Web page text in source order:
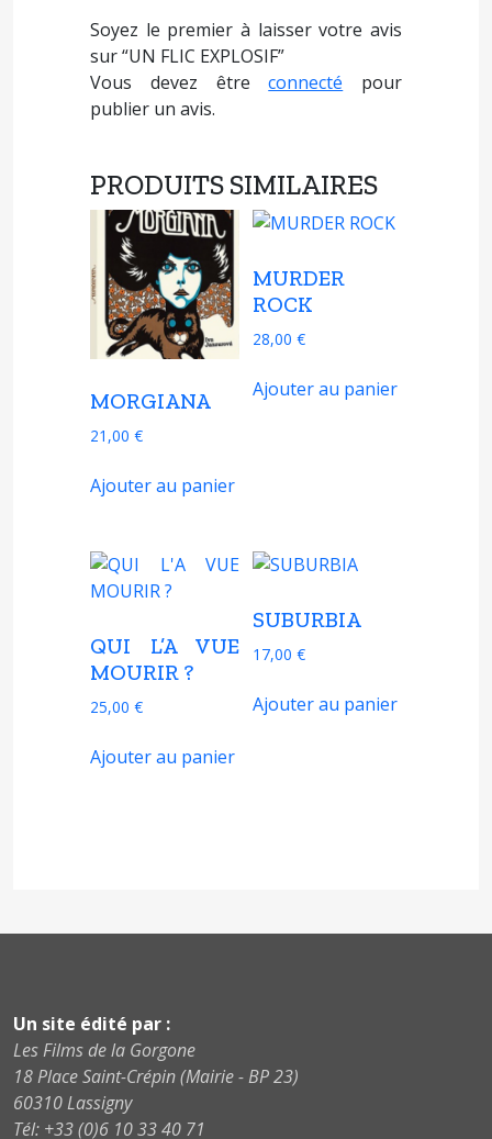
Soyez le premier à laisser votre avis
sur “UN FLIC EXPLOSIF”
Vous devez êtreconnecté pour
publier un avis.
PRODUITS SIMILAIRES
MORGIANA
21,00 €
Ajouter au panier
MURDER
ROCK
28,00 €
Ajouter au panier
QUI L’A VUE
MOURIR ?
25,00 €
Ajouter au panier
SUBURBIA
17,00 €
Ajouter au panier
Un site édité par :
Les Films de la Gorgone
18 Place Saint-Crépin (Mairie - BP 23)
60310 Lassigny
Tél: +33 (0)6 10 33 40 71